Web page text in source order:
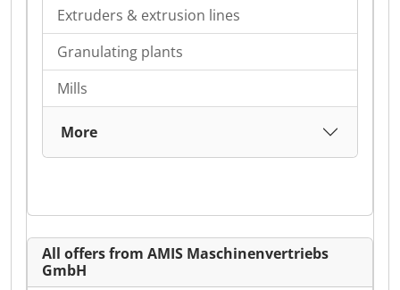
Extruders & extrusion lines
Granulating plants
Mills
More
All offers from AMIS Maschinenvertriebs
GmbH